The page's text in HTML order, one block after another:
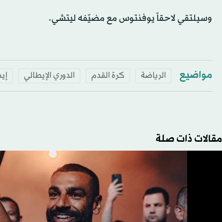
وسيلتقي لاحقاً يوفنتوس مع مضيّفه ليتشي.
مواضيع الرياضة كرة القدم الدوري الإيطالي
مقالات ذات صلة